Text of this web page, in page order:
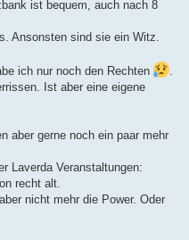
ist bequem, auch nach 8
Ansonsten sind sie ein Witz.
ich nur noch den Rechten
.
Ist aber eine eigene
aber gerne noch ein paar mehr
Laverda Veranstaltungen:
recht alt.
nicht mehr die Power. Oder